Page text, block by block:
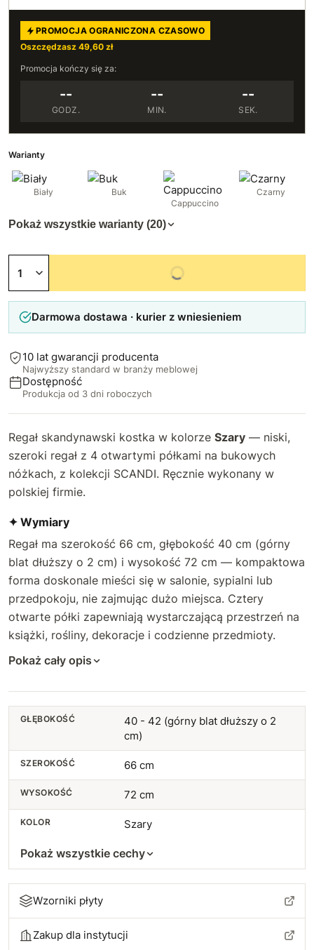
PROMOCJA OGRANICZONA CZASOWO
Oszczędzasz 49,60 zł
Promocja kończy się za:
--
GODZ.
--
MIN.
--
SEK.
Warianty
Biały
Buk
Cappuccino
Czarny
Pokaż wszystkie warianty (20)
Niedostępny
Darmowa dostawa · kurier z wniesieniem
10 lat gwarancji producenta
Najwyższy standard w branży meblowej
Dostępność
Produkcja od 3 dni roboczych
Regał skandynawski kostka w kolorze Szary — niski,
szeroki regał z 4 otwartymi półkami na bukowych
nóżkach, z kolekcji SCANDI. Ręcznie wykonany w
polskiej firmie.
✦ Wymiary
Regał ma szerokość 66 cm, głębokość 40 cm (górny
blat dłuższy o 2 cm) i wysokość 72 cm — kompaktowa
forma doskonale mieści się w salonie, sypialni lub
przedpokoju, nie zajmując dużo miejsca. Cztery
otwarte półki zapewniają wystarczającą przestrzeń na
książki, rośliny, dekoracje i codzienne przedmioty.
Pokaż cały opis
GŁĘBOKOŚĆ
40 - 42 (górny blat dłuższy o 2
cm)
SZEROKOŚĆ 66 cm
WYSOKOŚĆ 72 cm
KOLOR Szary
Pokaż wszystkie cechy
Wzorniki płyty
Zakup dla instytucji